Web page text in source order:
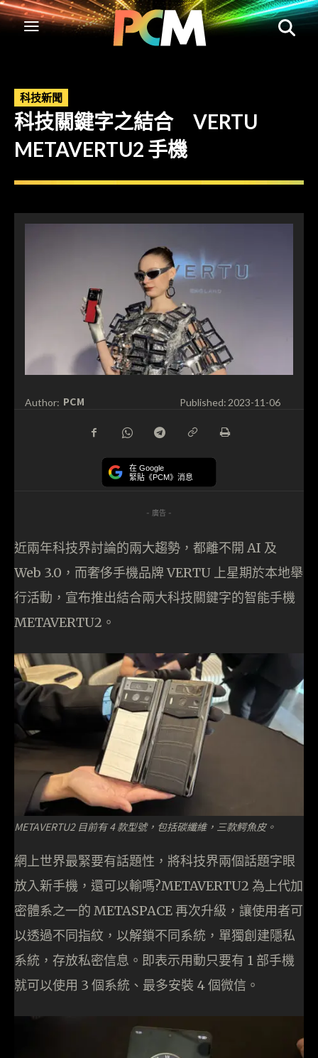
科技新聞
科技關鍵字之結合 VERTU
METAVERTU2 手機
Author: PCM Published: 2023-11-06
在 Google
緊貼《PCM》消息
- 廣告 -
近兩年科技界討論的兩大趨勢，都離不開 AI 及
Web 3.0，而奢侈手機品牌 VERTU 上星期於本地舉
行活動，宣布推出結合兩大科技關鍵字的智能手機
METAVERTU2。
METAVERTU2 目前有 4 款型號，包括碳纖維，三款鰐魚皮。
網上世界最緊要有話題性，將科技界兩個話題字眼
放入新手機，還可以輸嗎?METAVERTU2 為上代加
密體系之一的 METASPACE 再次升級，讓使用者可
以透過不同指紋，以解鎖不同系統，單獨創建隱私
系統，存放私密信息。即表示用動只要有 1 部手機
就可以使用 3 個系統、最多安裝 4 個微信。